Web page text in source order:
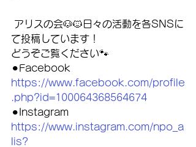
て投稿しています！
どうぞご覧ください🐾
⚫︎Facebook
https://www.facebook.com/profile
.php?id=100064368564674
⚫︎Instagram
https://www.instagram.com/npo_a
lis?